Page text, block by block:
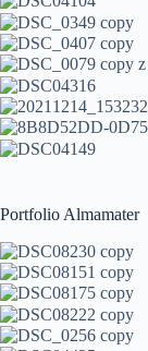
Portfolio Almamater